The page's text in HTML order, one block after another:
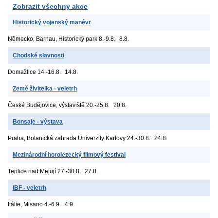
Zobrazit všechny akce
Historický vojenský manévr
Německo, Bärnau, Historický park 8.-9.8. 8.8.
Chodské slavnosti
Domažlice 14.-16.8. 14.8.
Země živitelka - veletrh
České Budějovice, výstaviště 20.-25.8. 20.8.
Bonsaje - výstava
Praha, Botanická zahrada Univerzity Karlovy 24.-30.8. 24.8.
Mezinárodní horolezecký filmový festival
Teplice nad Metují 27.-30.8. 27.8.
IBF - veletrh
Itálie, Misano 4.-6.9. 4.9.